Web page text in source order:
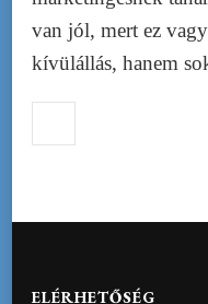
van jól, mert ez
kívülállás, hanem
ELÉRHETŐSÉG